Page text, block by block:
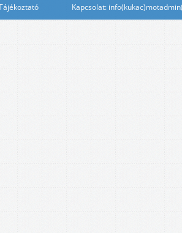
Tájékoztató Kapcsolat: